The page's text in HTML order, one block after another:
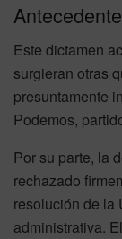
Este dictamen
surgieran otras
presuntamente
Podemos,
Por su parte, la
rechazado
resolución de la
administrativa.